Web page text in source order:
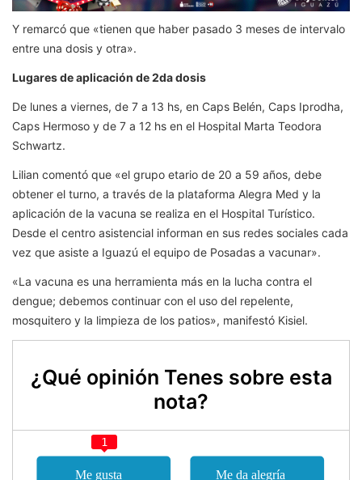
Y remarcó que «tienen que haber pasado 3 meses de intervalo
entre una dosis y otra».
Lugares de aplicación de 2da dosis
De lunes a viernes, de 7 a 13 hs, en Caps Belén, Caps Iprodha,
Caps Hermoso y de 7 a 12 hs en el Hospital Marta Teodora
Schwartz.
Lilian comentó que «el grupo etario de 20 a 59 años, debe
obtener el turno, a través de la plataforma Alegra Med y la
aplicación de la vacuna se realiza en el Hospital Turístico.
Desde el centro asistencial informan en sus redes sociales cada
vez que asiste a Iguazú el equipo de Posadas a vacunar».
«La vacuna es una herramienta más en la lucha contra el
dengue; debemos continuar con el uso del repelente,
mosquitero y la limpieza de los patios», manifestó Kisiel.
¿Qué opinión Tenes sobre esta
nota?
1